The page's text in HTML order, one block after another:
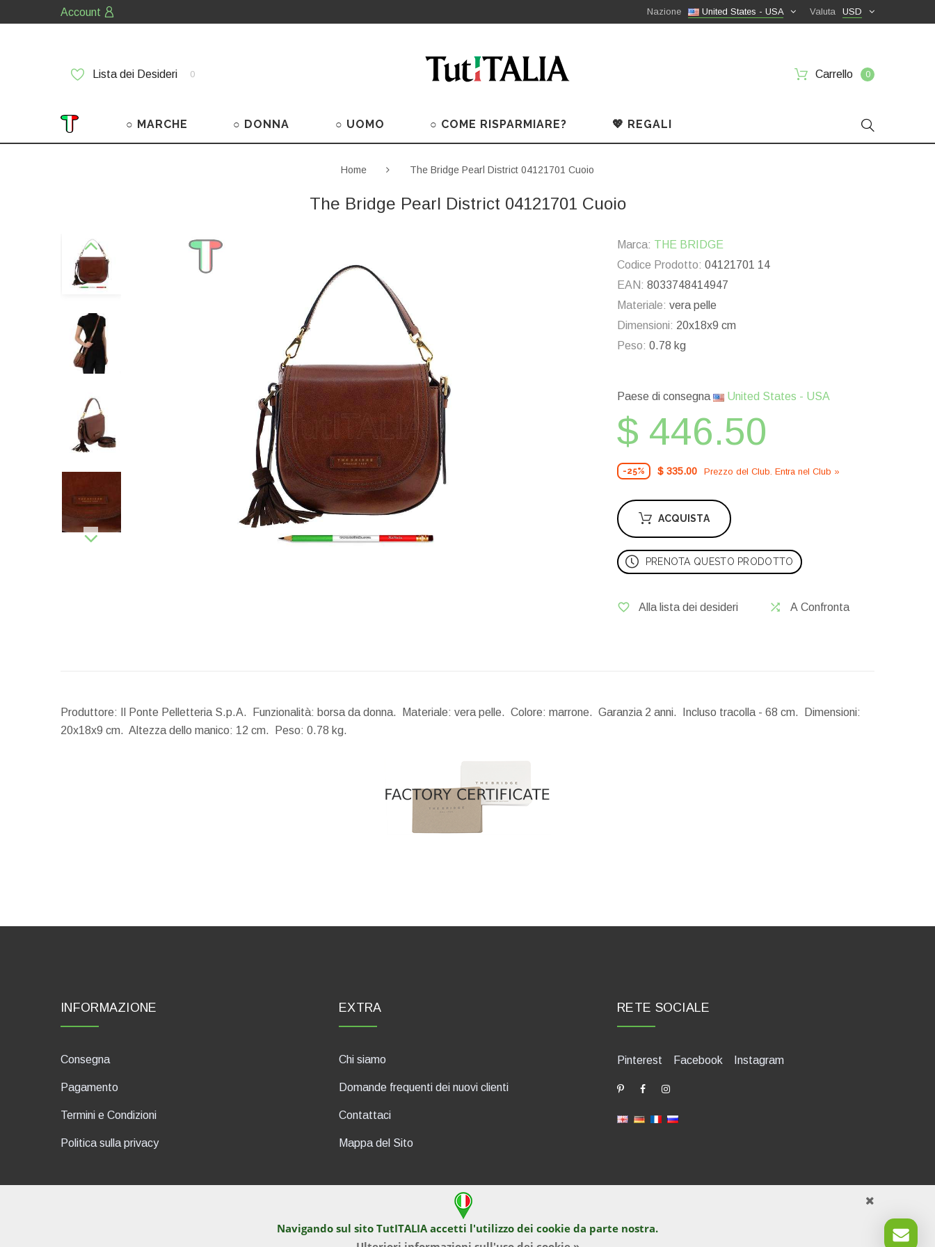
Account USD
Valuta
United States - USA
Nazione
Lista dei Desideri 0 Carrello 0
○ MARCHE ○ DONNA ○ UOMO ○ COME RISPARMIARE? 💖 REGALI
Home The Bridge Pearl District 04121701 Cuoio
The Bridge Pearl District 04121701 Cuoio
Marca: THE BRIDGE
Codice Prodotto: 04121701 14
EAN: 8033748414947
Materiale: vera pelle
Dimensioni: 20x18x9 cm
Peso: 0.78 kg
Paese di consegna United States - USA
$ 446.50
-25% $ 335.00 Prezzo del Сlub. Entra nel Сlub »
ACQUISTA
PRENOTA QUESTO PRODOTTO
Alla lista dei desideri A Confronta
Produttore: Il Ponte Pelletteria S.p.A. Funzionalità: borsa da donna. Materiale: vera pelle. Colore: marrone. Garanzia 2 anni. Incluso tracolla - 68 cm.
Dimensioni:
20x18x9 cm. Altezza dello manico: 12 cm. Peso: 0.78 kg.
Navigando sul sito TutITALIA accetti l'utilizzo dei cookie da parte nostra.
INFORMAZIONE
Consegna
Pagamento
Termini e Condizioni
Politica sulla privacy
EXTRA
Chi siamo
Domande frequenti dei nuovi clienti
Contattaci
Mappa del Sito
RETE SOCIALE
Pinterest Facebook Instagram
dP Motion Media. Via La Piana 430, 47835 Saludecio (RN), Italia. Numero REA: RN410802. P.IVA: 04421580400. Tel +39 0541 1480041